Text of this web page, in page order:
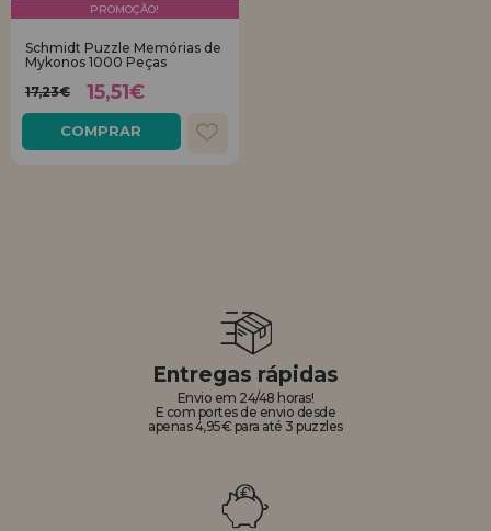
PROMOÇÃO!
Schmidt Puzzle Memórias de
Mykonos 1000 Peças
17,23€
15,51€
COMPRAR
Entregas rápidas
Envio em 24/48 horas!
E com portes de envio desde
apenas 4,95€ para até 3 puzzles